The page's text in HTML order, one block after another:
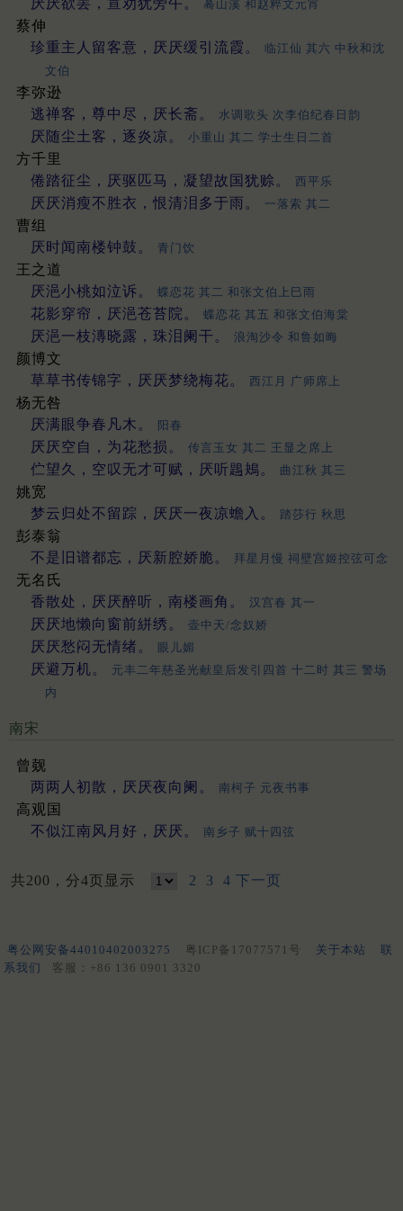
蓦山溪 和赵粹文元宵
蔡伸
珍重主人留客意，厌厌缓引流霞。
临江仙 其六 中秋和沈
文伯
李弥逊
逃禅客，尊中尽，厌长斋。
水调歌头 次李伯纪春日韵
厌随尘土客，逐炎凉。 小重山 其二 学士生日二首
方千里
倦踏征尘，厌驱匹马，凝望故国犹赊。
西平乐
厌厌消瘦不胜衣，恨清泪多于雨。 一落索 其二
曹组
厌时闻南楼钟鼓。
青门饮
王之道
厌浥小桃如泣诉。
蝶恋花 其二 和张文伯上巳雨
花影穿帘，厌浥苍苔院。 蝶恋花 其五 和张文伯海棠
厌浥一枝漙晓露，珠泪阑干。 浪淘沙令 和鲁如晦
颜博文
草草书传锦字，厌厌梦绕梅花。
西江月 广师席上
杨无咎
厌满眼争春凡木。
阳春
厌厌空自，为花愁损。 传言玉女 其二 王显之席上
伫望久，空叹无才可赋，厌听鶗鴂。 曲江秋 其三
姚宽
梦云归处不留踪，厌厌一夜凉蟾入。
踏莎行 秋思
彭泰翁
不是旧谱都忘，厌新腔娇脆。
拜星月慢 祠壁宫姬控弦可念
无名氏
香散处，厌厌醉听，南楼画角。
汉宫春 其一
厌厌地懒向窗前絣绣。 壶中天/念奴娇
厌厌愁闷无情绪。 眼儿媚
厌避万机。
元丰二年慈圣光献皇后发引四首 十二时 其三 警场
内
南宋
曾觌
两两人初散，厌厌夜向阑。
南柯子 元夜书事
高观国
不似江南风月好，厌厌。
南乡子 赋十四弦
共200，分4页显示 2 3 4 下一页
粤公网安备44010402003275 粤ICP备17077571号 关于本站
联
系我们
客服：+86 136 0901 3320